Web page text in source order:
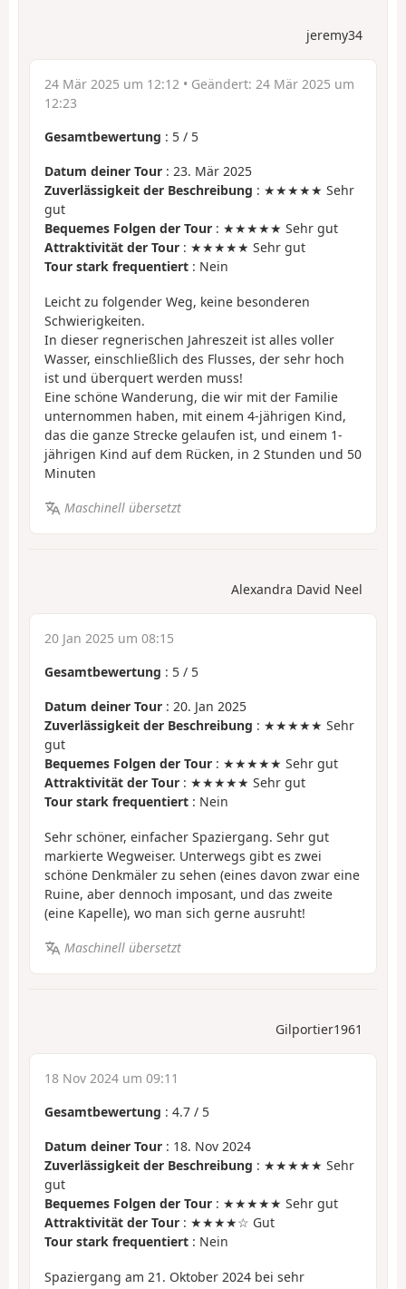
jeremy34
24 Mär 2025 um 12:12 • Geändert: 24 Mär 2025 um
12:23
Gesamtbewertung : 5 / 5
Datum deiner Tour : 23. Mär 2025
Zuverlässigkeit der Beschreibung : ★★★★★ Sehr
gut
Bequemes Folgen der Tour : ★★★★★ Sehr gut
Attraktivität der Tour : ★★★★★ Sehr gut
Tour stark frequentiert : Nein
Leicht zu folgender Weg, keine besonderen
Schwierigkeiten.
In dieser regnerischen Jahreszeit ist alles voller
Wasser, einschließlich des Flusses, der sehr hoch
ist und überquert werden muss!
Eine schöne Wanderung, die wir mit der Familie
unternommen haben, mit einem 4-jährigen Kind,
das die ganze Strecke gelaufen ist, und einem 1-
jährigen Kind auf dem Rücken, in 2 Stunden und 50
Minuten
Maschinell übersetzt
Alexandra David Neel
20 Jan 2025 um 08:15
Gesamtbewertung : 5 / 5
Datum deiner Tour : 20. Jan 2025
Zuverlässigkeit der Beschreibung : ★★★★★ Sehr
gut
Bequemes Folgen der Tour : ★★★★★ Sehr gut
Attraktivität der Tour : ★★★★★ Sehr gut
Tour stark frequentiert : Nein
Sehr schöner, einfacher Spaziergang. Sehr gut
markierte Wegweiser. Unterwegs gibt es zwei
schöne Denkmäler zu sehen (eines davon zwar eine
Ruine, aber dennoch imposant, und das zweite
(eine Kapelle), wo man sich gerne ausruht!
Maschinell übersetzt
Gilportier1961
18 Nov 2024 um 09:11
Gesamtbewertung : 4.7 / 5
Datum deiner Tour : 18. Nov 2024
Zuverlässigkeit der Beschreibung : ★★★★★ Sehr
gut
Bequemes Folgen der Tour : ★★★★★ Sehr gut
Attraktivität der Tour : ★★★★☆ Gut
Tour stark frequentiert : Nein
Spaziergang am 21. Oktober 2024 bei sehr